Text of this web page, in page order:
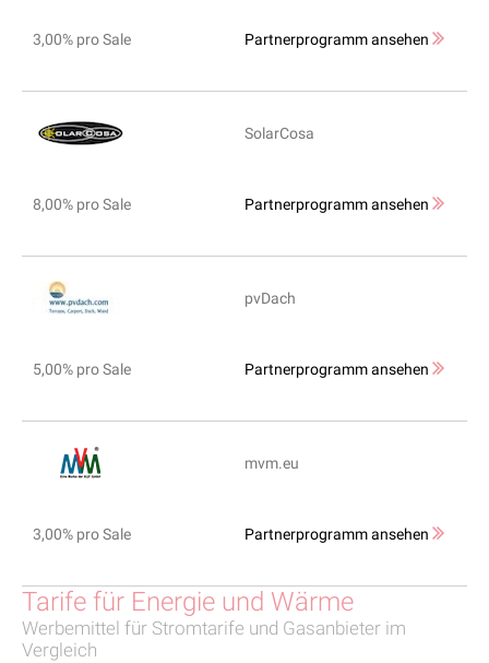
3,00% pro Sale Partnerprogramm ansehen
SolarCosa
8,00% pro Sale Partnerprogramm ansehen
pvDach
5,00% pro Sale Partnerprogramm ansehen
mvm.eu
3,00% pro Sale Partnerprogramm ansehen
Tarife für Energie und Wärme
Werbemittel für Stromtarife und Gasanbieter im
Vergleich